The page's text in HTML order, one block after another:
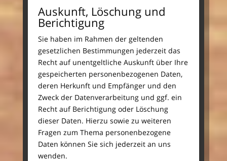
Auskunft, Löschung und
Berichtigung
Sie haben im Rahmen der geltenden
gesetzlichen Bestimmungen jederzeit das
Recht auf unentgeltliche Auskunft über Ihre
gespeicherten personenbezogenen Daten,
deren Herkunft und Empfänger und den
Zweck der Datenverarbeitung und ggf. ein
Recht auf Berichtigung oder Löschung
dieser Daten. Hierzu sowie zu weiteren
Fragen zum Thema personenbezogene
Daten können Sie sich jederzeit an uns
wenden.